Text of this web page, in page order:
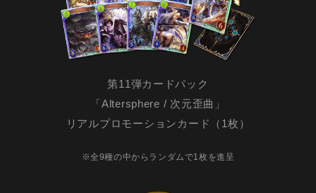
第11弾カードパック
「Altersphere / 次元歪曲」
リアルプロモーションカード（1枚）
※全9種の中からランダムで1枚を進呈